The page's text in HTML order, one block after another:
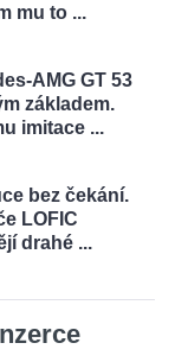
mu to ...
AMG GT 53
základem.
imitace ...
bez čekání.
LOFIC
drahé ...